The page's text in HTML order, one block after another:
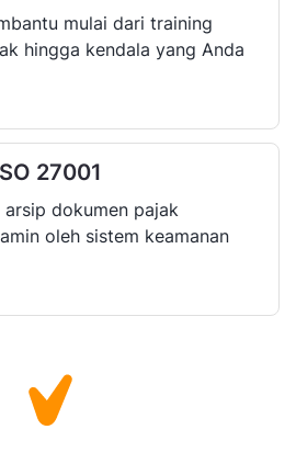
mulai dari training
hingga kendala yang Anda
27001
dokumen pajak
oleh sistem keamanan